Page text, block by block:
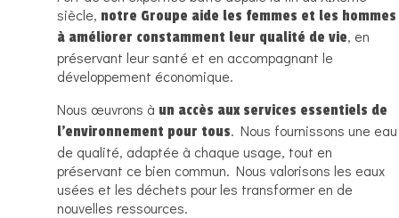
siècle, notre Groupe aide les femmes et les hommes
à améliorer constamment leur qualité de vie, en
préservant leur santé et en accompagnant le
développement économique.
Nous œuvrons à un accès aux services essentiels de
l’environnement pour tous. Nous fournissons une eau
de qualité, adaptée à chaque usage, tout en
préservant ce bien commun. Nous valorisons les eaux
usées et les déchets pour les transformer en de
nouvelles ressources.